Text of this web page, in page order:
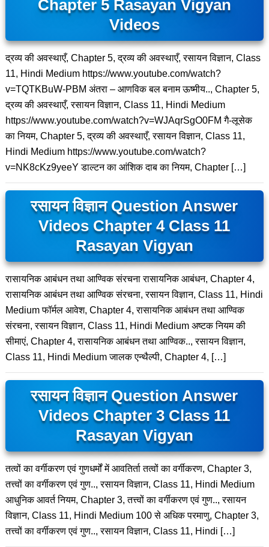
Chapter 5 Rasayan Vigyan
Videos
द्रव्य की अवस्थाएँ, Chapter 5, द्रव्य की अवस्थाएँ, रसायन विज्ञान, Class
11, Hindi Medium https://www.youtube.com/watch?
v=TQTKBuW-PBM अंतरा – आणविक बल बनाम ऊष्मीय.., Chapter 5,
द्रव्य की अवस्थाएँ, रसायन विज्ञान, Class 11, Hindi Medium
https://www.youtube.com/watch?v=WJAqrSgO0FM गै-लूसेक
का नियम, Chapter 5, द्रव्य की अवस्थाएँ, रसायन विज्ञान, Class 11,
Hindi Medium https://www.youtube.com/watch?
v=NK8cKz9yeeY डाल्टन का आंशिक दाब का नियम, Chapter […]
रसायन विज्ञान Question Answer
Videos Chapter 4 Class 11
Rasayan Vigyan
रासायनिक आबंधन तथा आण्विक संरचना रासायनिक आबंधन, Chapter 4,
रासायनिक आबंधन तथा आण्विक संरचना, रसायन विज्ञान, Class 11, Hindi
Medium फॉर्मल आवेश, Chapter 4, रासायनिक आबंधन तथा आण्विक
संरचना, रसायन विज्ञान, Class 11, Hindi Medium अष्टक नियम की
सीमाएं, Chapter 4, रासायनिक आबंधन तथा आण्विक.., रसायन विज्ञान,
Class 11, Hindi Medium जालक एन्थैल्पी, Chapter 4, […]
रसायन विज्ञान Question Answer
Videos Chapter 3 Class 11
Rasayan Vigyan
तत्वों का वर्गीकरण एवं गुणधर्मों में आवतिर्ता तत्वों का वर्गीकरण, Chapter 3,
तत्त्वों का वर्गीकरण एवं गुण.., रसायन विज्ञान, Class 11, Hindi Medium
आधुनिक आवर्त नियम, Chapter 3, तत्त्वों का वर्गीकरण एवं गुण.., रसायन
विज्ञान, Class 11, Hindi Medium 100 से अधिक परमाणु, Chapter 3,
तत्त्वों का वर्गीकरण एवं गुण.., रसायन विज्ञान, Class 11, Hindi […]